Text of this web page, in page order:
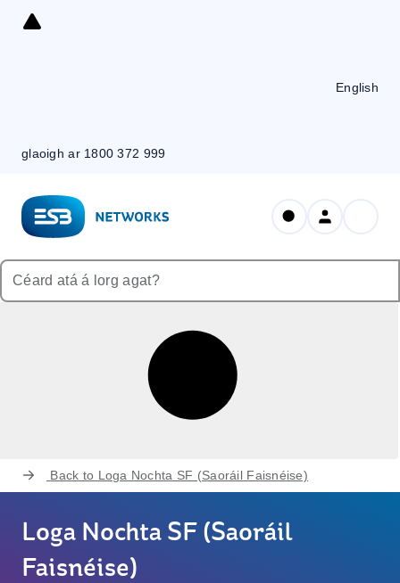
Skip
glaoigh ar 1800 372 999
English
Back to Loga Nochta SF (Saoráil Faisnéise)
Loga Nochta SF (Saoráil
Faisnéise)